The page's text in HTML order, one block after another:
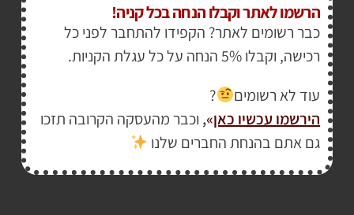
₪115.00
–
1,360.00
הרשמו לאתר וקבלו הנחה בכל קניה!
כבר רשומים לאתר? הקפידו להתחבר לפני כל
רכישה, וקבלו 5% הנחה על כל עגלת הקניות.
עוד לא רשומים
?
הירשמו עכשיו כאן»
, וכבר מהעסקה הקרובה תזכו
גם אתם בהנחת החברים שלנו